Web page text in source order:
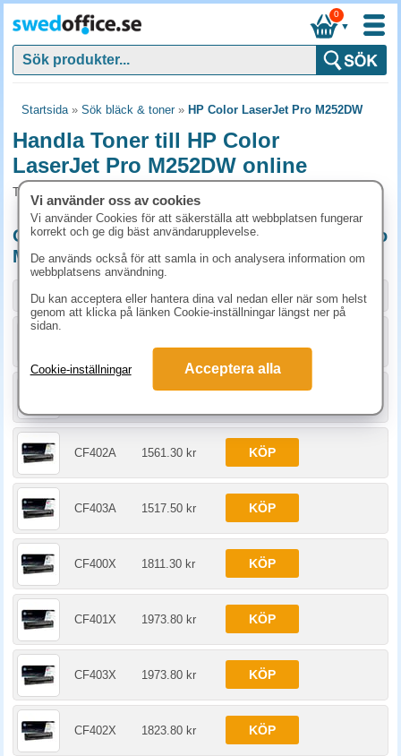
▼
0
Startsida» Sök bläck & toner» HP Color LaserJet Pro M252DW
Handla Toner till HP Color
LaserJet Pro M252DW online
Toner och tillbehör som passar till HP Color LaserJet Pro M252DW
Originalprodukter till HP Color LaserJet Pro
M252DW
Storlek / info Art.nr
CF402A 1561.30 kr KÖP
CF403A 1517.50 kr KÖP
CF400X 1811.30 kr KÖP
CF401X 1973.80 kr KÖP
CF403X 1973.80 kr KÖP
CF402X 1823.80 kr KÖP
Vi använder oss av cookies
Vi använder Cookies för att säkerställa att webbplatsen fungerar
korrekt och ge dig bäst användarupplevelse.
De används också för att samla in och analysera information om
webbplatsens användning.
Du kan acceptera eller hantera dina val nedan eller när som helst
genom att klicka på länken Cookie-inställningar längst ner på
sidan.
Cookie-inställningar Acceptera alla